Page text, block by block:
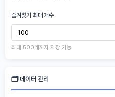
즐겨찾기 최대 개수
최대 500개까지 저장 가능
🗂️ 데이터 관리